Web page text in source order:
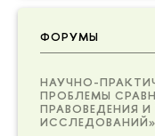
ФОРУМЫ
НАУЧНО-
ПРОБЛЕМЫ
ПРАВОВЕДЕНИЯ
ИССЛЕДОВАНИЙ»